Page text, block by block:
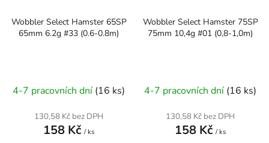
Wobbler Select Hamster 65SP
65mm 6.2g #33 (0.6-0.8m)
4-7 pracovních dní (16 ks)
130,58 Kč bez DPH
158 Kč / ks
Wobbler Select Hamster 75SP
75mm 10,4g #01 (0,8-1,0m)
4-7 pracovních dní (16 ks)
130,58 Kč bez DPH
158 Kč / ks